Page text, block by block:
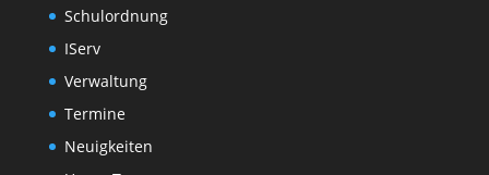
Schulordnung
IServ
Verwaltung
Termine
Neuigkeiten